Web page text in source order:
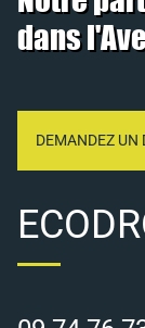
dans
DEMANDEZ UN